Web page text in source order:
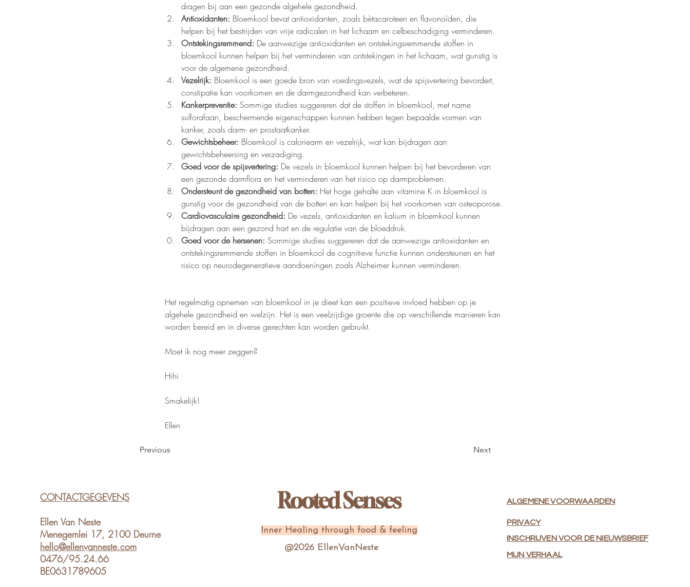
dragen bij aan een gezonde algehele gezondheid.
Antioxidanten: Bloemkool bevat antioxidanten, zoals bètacaroteen en flavonoïden, die
helpen bij het bestrijden van vrije radicalen in het lichaam en celbeschadiging verminderen.
Ontstekingsremmend: De aanwezige antioxidanten en ontstekingsremmende stoffen in
bloemkool kunnen helpen bij het verminderen van ontstekingen in het lichaam, wat gunstig is
voor de algemene gezondheid.
Vezelrijk: Bloemkool is een goede bron van voedingsvezels, wat de spijsvertering bevordert,
constipatie kan voorkomen en de darmgezondheid kan verbeteren.
Kankerpreventie: Sommige studies suggereren dat de stoffen in bloemkool, met name
sulforafaan, beschermende eigenschappen kunnen hebben tegen bepaalde vormen van
kanker, zoals darm- en prostaatkanker.
Gewichtsbeheer: Bloemkool is caloriearm en vezelrijk, wat kan bijdragen aan
gewichtsbeheersing en verzadiging.
Goed voor de spijsvertering: De vezels in bloemkool kunnen helpen bij het bevorderen van
een gezonde darmflora en het verminderen van het risico op darmproblemen.
Ondersteunt de gezondheid van botten: Het hoge gehalte aan vitamine K in bloemkool is
gunstig voor de gezondheid van de botten en kan helpen bij het voorkomen van osteoporose.
Cardiovasculaire gezondheid: De vezels, antioxidanten en kalium in bloemkool kunnen
bijdragen aan een gezond hart en de regulatie van de bloeddruk.
Goed voor de hersenen: Sommige studies suggereren dat de aanwezige antioxidanten en
ontstekingsremmende stoffen in bloemkool de cognitieve functie kunnen ondersteunen en het
risico op neurodegeneratieve aandoeningen zoals Alzheimer kunnen verminderen.
Het regelmatig opnemen van bloemkool in je dieet kan een positieve invloed hebben op je
algehele gezondheid en welzijn. Het is een veelzijdige groente die op verschillende manieren kan
worden bereid en in diverse gerechten kan worden gebruikt.
Moet ik nog meer zeggen?
Hihi
Smakelijk!
Ellen
Previous Next
CONTACTGEGEVENS
Ellen Van Neste
Menegemlei 17, 2100 Deurne
hello@ellenvanneste.com
0476/95.24.66
BE0631789605
Rooted Senses
Inner Healing through food & feeling
@2026 EllenVanNeste
ALGEMENE VOORWAARDEN
PRIVACY
INSCHRIJVEN VOOR DE NIEUWSBRIEF
MIJN VERHAAL